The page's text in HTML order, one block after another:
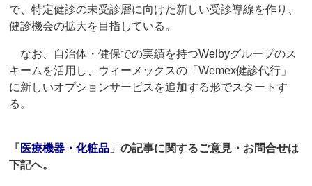
で、特定健診の未受診層に向けた新しい受診導線を作り、
健診機会の拡大を目指している。
なお、自治体・健保での実績を持つWelbyグループのス
キームを活用し、ウィーメックスの「Wemex健診代行」
に新しいオプションサービスを追加する形でスタートす
る。
「 医療機器・化粧品 」の記事に関するご意見・お問合せは
下記へ。